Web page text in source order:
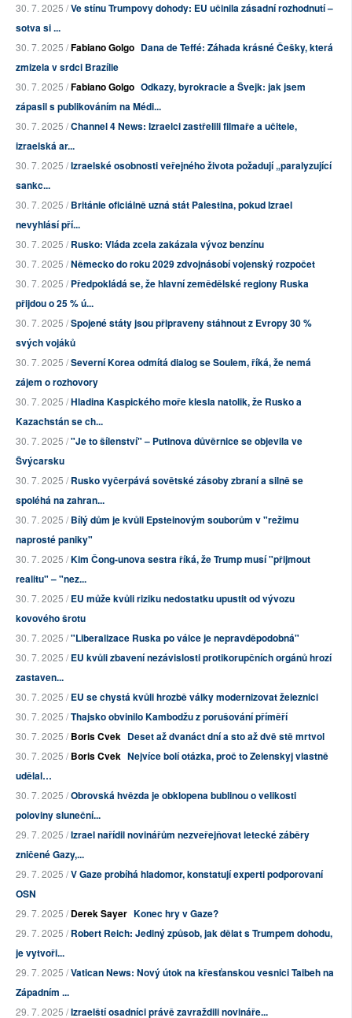
30. 7. 2025 /Ve stínu Trumpovy dohody: EU učinila zásadní rozhodnutí –
sotva si ...
30. 7. 2025 /Fabiano Golgo Dana de Teffé: Záhada krásné Češky, která
zmizela v srdci Brazílie
30. 7. 2025 /Fabiano Golgo Odkazy, byrokracie a Švejk: jak jsem
zápasil s publikováním na Médi...
30. 7. 2025 /Channel 4 News: Izraelci zastřelili filmaře a učitele,
izraelská ar...
30. 7. 2025 /Izraelské osobnosti veřejného života požadují „paralyzující
sankc...
30. 7. 2025 /Británie oficiálně uzná stát Palestina, pokud Izrael
nevyhlásí pří...
30. 7. 2025 /Rusko: Vláda zcela zakázala vývoz benzínu
30. 7. 2025 /Německo do roku 2029 zdvojnásobí vojenský rozpočet
30. 7. 2025 /Předpokládá se, že hlavní zemědělské regiony Ruska
přijdou o 25 % ú...
30. 7. 2025 /Spojené státy jsou připraveny stáhnout z Evropy 30 %
svých vojáků
30. 7. 2025 /Severní Korea odmítá dialog se Soulem, říká, že nemá
zájem o rozhovory
30. 7. 2025 /Hladina Kaspického moře klesla natolik, že Rusko a
Kazachstán se ch...
30. 7. 2025 /"Je to šílenství" – Putinova důvěrnice se objevila ve
Švýcarsku
30. 7. 2025 /Rusko vyčerpává sovětské zásoby zbraní a silně se
spoléhá na zahran...
30. 7. 2025 /Bílý dům je kvůli Epsteinovým souborům v "režimu
naprosté paniky"
30. 7. 2025 /Kim Čong-unova sestra říká, že Trump musí "přijmout
realitu" – "nez...
30. 7. 2025 /EU může kvůli riziku nedostatku upustit od vývozu
kovového šrotu
30. 7. 2025 /"Liberalizace Ruska po válce je nepravděpodobná"
30. 7. 2025 /EU kvůli zbavení nezávislosti protikorupčních orgánů hrozí
zastaven...
30. 7. 2025 /EU se chystá kvůli hrozbě války modernizovat železnici
30. 7. 2025 /Thajsko obvinilo Kambodžu z porušování příměří
30. 7. 2025 /Boris Cvek Deset až dvanáct dní a sto až dvě stě mrtvol
30. 7. 2025 /Boris Cvek Nejvíce bolí otázka, proč to Zelenskyj vlastně
udělal…
30. 7. 2025 /Obrovská hvězda je obklopena bublinou o velikosti
poloviny sluneční...
29. 7. 2025 /Izrael nařídil novinářům nezveřejňovat letecké záběry
zničené Gazy,...
29. 7. 2025 /V Gaze probíhá hladomor, konstatují experti podporovaní
OSN
29. 7. 2025 /Derek Sayer Konec hry v Gaze?
29. 7. 2025 /Robert Reich: Jediný způsob, jak dělat s Trumpem dohodu,
je vytvoři...
29. 7. 2025 /Vatican News: Nový útok na křesťanskou vesnici Taibeh na
Západním ...
29. 7. 2025 /Izraelští osadníci právě zavraždili novináře...